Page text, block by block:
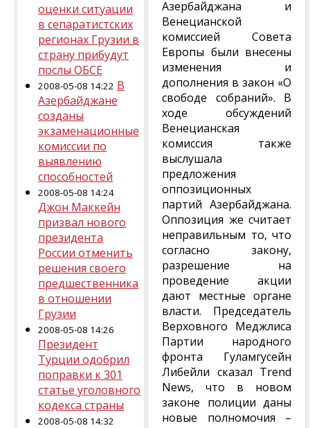
оценки ситуации
в сепаратистских
регионах Грузии в
страну прибудут
послы ОБСЕ
2008-05-08 14:22 В
Азербайджане
созданы
экзаменационные
комиссии по
выявлению
способностей
2008-05-08 14:24
Джон Маккейн
призвал нового
президента
России отменить
решения своего
предшественника
в отношении
Грузии
2008-05-08 14:26
Президент
Турции одобрил
поправки к 301
статье уголовного
кодекса страны
2008-05-08 14:32
Азербайджана и
Венецианской
комиссией Совета
Европы были внесены
изменения и
дополнения в закон «О
свободе собраний». В
ходе обсуждений
Венецианская
комиссия также
выслушала
предложения
оппозиционных
партий Азербайджана.
Оппозиция же считает
неправильным то, что
согласно закону,
разрешение на
проведение акции
дают местные органе
власти. Председатель
Верховного Меджлиса
Партии народного
фронта Гуламгусейн
Либейли сказал Trend
News, что в новом
законе полиции даны
новые полномочия –